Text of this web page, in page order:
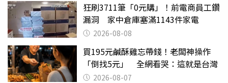
狂刷3711筆「0元購」！前電商員工鑽
漏洞 家中倉庫塞滿1143件家電
2026-08-08
買195元鹹酥雞忘帶錢！老闆神操作
「倒找5元」 全網看哭：這就是台灣
2026-08-07